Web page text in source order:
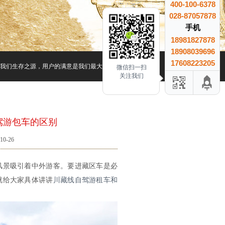
生存之源，用户的满意是我们最大的收益、用户的信赖是我们最大的成就.
包车的区别
26
吸引着中外游客。要进藏区车是必
给大家具体讲讲 川藏线自驾游租车和
400-100-6378
028-87057878
手机
18981827878
18908039696
17608223205
微信扫一扫
关注我们